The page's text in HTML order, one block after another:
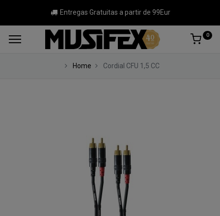
Entregas Gratuitas a partir de 99Eur
0
Home Cordial CFU 1,5 CC